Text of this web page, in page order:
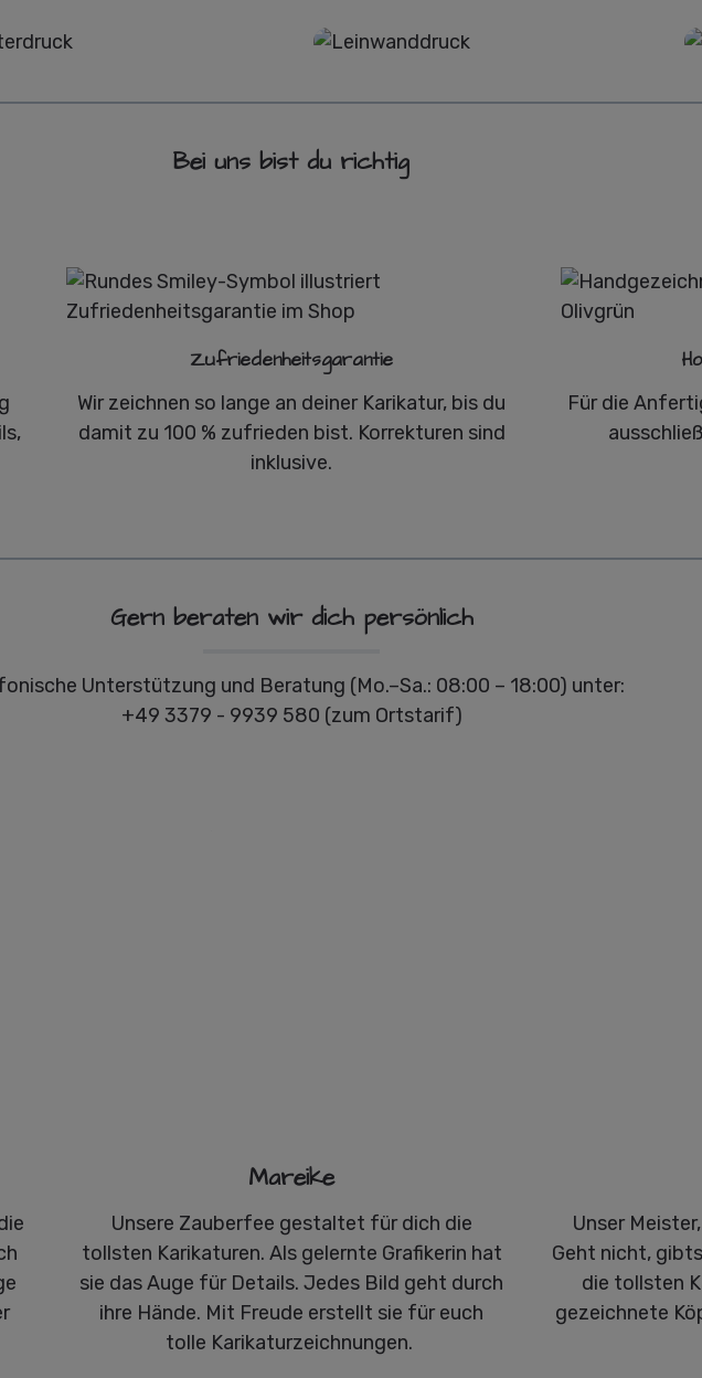
Bei uns bist du richtig
Zufriedenheitsgarantie
Wir zeichnen so lange an deiner Karikatur, bis du
damit zu 100 % zufrieden bist. Korrekturen sind
inklusive.
Für die
Gern beraten wir dich persönlich
Unterstützung und Beratung (Mo.–Sa.: 08:00 – 18:00) unter:
+49 3379 - 9939 580 (zum Ortstarif)
Mareike
Unsere Zauberfee gestaltet für dich die
tollsten Karikaturen. Als gelernte Grafikerin hat
sie das Auge für Details. Jedes Bild geht durch
ihre Hände. Mit Freude erstellt sie für euch
tolle Karikaturzeichnungen.
Unser
Geht nicht,
die tollsten
gezeichnete